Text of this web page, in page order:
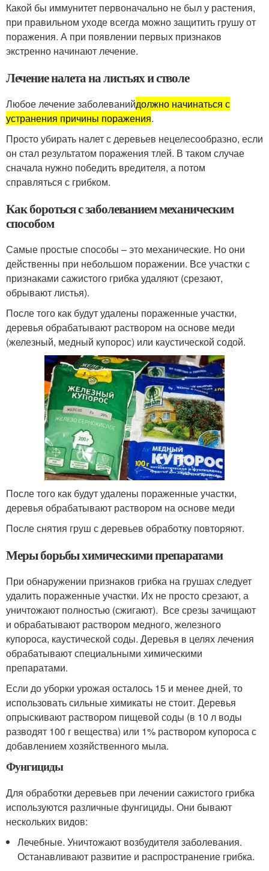
Какой бы иммунитет первоначально не был у растения,
при правильном уходе всегда можно защитить грушу от
поражения. А при появлении первых признаков
экстренно начинают лечение.
Лечение налета на листьях и стволе
Любое лечение заболеванийдолжно начинаться с
устранения причины поражения.
Просто убирать налет с деревьев нецелесообразно, если
он стал результатом поражения тлей. В таком случае
сначала нужно победить вредителя, а потом
справляться с грибком.
Как бороться с заболеванием механическим
способом
Самые простые способы – это механические. Но они
действенны при небольшом поражении. Все участки с
признаками сажистого грибка удаляют (срезают,
обрывают листья).
После того как будут удалены пораженные участки,
деревья обрабатывают раствором на основе меди
(железный, медный купорос) или каустической содой.
После того как будут удалены пораженные участки,
деревья обрабатывают раствором на основе меди
После снятия груш с деревьев обработку повторяют.
Меры борьбы химическими препаратами
При обнаружении признаков грибка на грушах следует
удалить пораженные участки. Их не просто срезают, а
уничтожают полностью (сжигают). Все срезы зачищают
и обрабатывают раствором медного, железного
купороса, каустической соды. Деревья в целях лечения
обрабатывают специальными химическими
препаратами.
Если до уборки урожая осталось 15 и менее дней, то
использовать сильные химикаты не стоит. Деревья
опрыскивают раствором пищевой соды (в 10 л воды
разводят 100 г вещества) или 1% раствором купороса с
добавлением хозяйственного мыла.
Фунгициды
Для обработки деревьев при лечении сажистого грибка
используются различные фунгициды. Они бывают
нескольких видов:
Лечебные. Уничтожают возбудителя заболевания.
Останавливают развитие и распространение грибка.